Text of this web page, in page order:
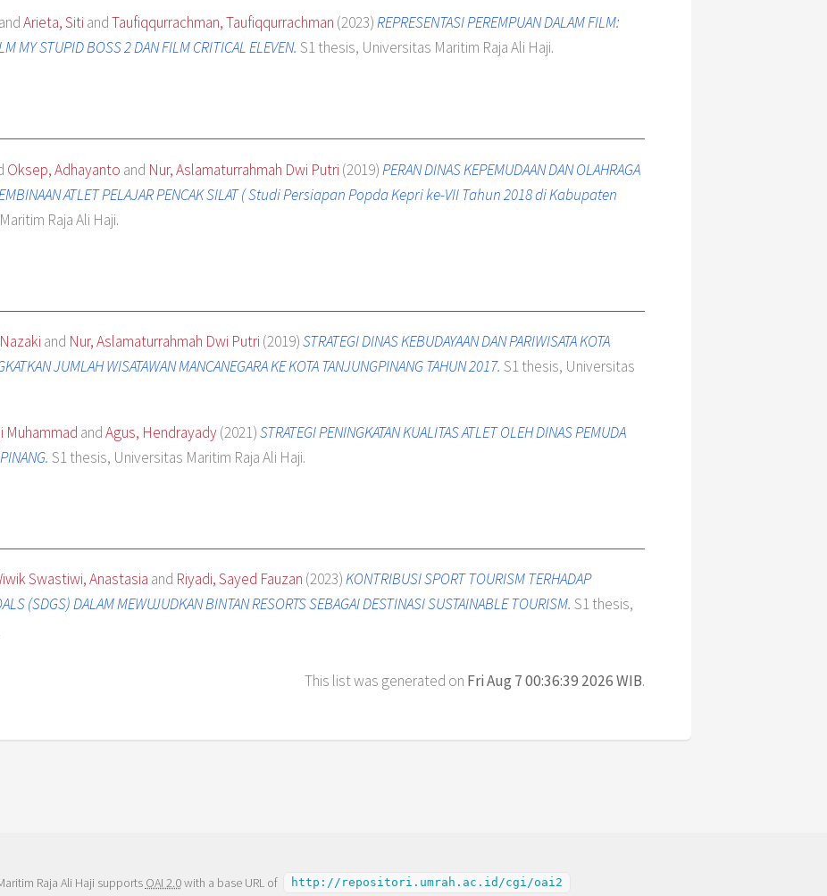
andArieta, Siti andTaufiqqurrachman, Taufiqqurrachman (2023)REPRESENTASI PEREMPUAN DALAM FILM:
MY STUPID BOSS 2 DAN FILM CRITICAL ELEVEN. S1 thesis, Universitas Maritim Raja Ali Haji.
Oksep, Adhayanto and Nur, Aslamaturrahmah Dwi Putri (2019)PERAN DINAS KEPEMUDAAN DAN OLAHRAGA
ATLET PELAJAR PENCAK SILAT ( Studi Persiapan Popda Kepri ke-VII Tahun 2018 di Kabupaten
Raja Ali Haji.
and Nur, Aslamaturrahmah Dwi Putri (2019)STRATEGI DINAS KEBUDAYAAN DAN PARIWISATA KOTA
JUMLAH WISATAWAN MANCANEGARA KE KOTA TANJUNGPINANG TAHUN 2017. S1 thesis, Universitas
Muhammad andAgus, Hendrayady(2021)STRATEGI PENINGKATAN KUALITAS ATLET OLEH DINAS PEMUDA
S1 thesis, Universitas Maritim Raja Ali Haji.
Swastiwi, Anastasia and Riyadi, Sayed Fauzan (2023)KONTRIBUSI SPORT TOURISM TERHADAP
(SDGS) DALAM MEWUJUDKAN BINTAN RESORTS SEBAGAI DESTINASI SUSTAINABLE TOURISM. S1 thesis,
This list was generated on Fri Aug 7 00:36:39 2026 WIB.
Raja Ali Haji supports OAI 2.0with a base URL of http://repositori.umrah.ac.id/cgi/oai2